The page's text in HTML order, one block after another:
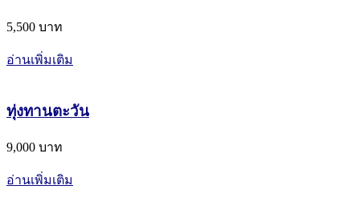
5,500 บาท
อ่านเพิ่มเติม
ทุ่งทานตะวัน
9,000 บาท
อ่านเพิ่มเติม